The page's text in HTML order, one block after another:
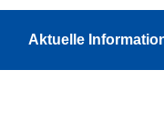
Aktuelle